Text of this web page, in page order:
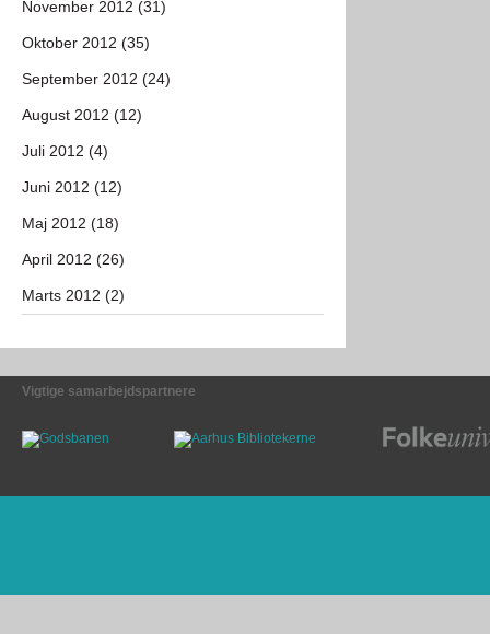
November 2012 (31)
Oktober 2012 (35)
September 2012 (24)
August 2012 (12)
Juli 2012 (4)
Juni 2012 (12)
Maj 2012 (18)
April 2012 (26)
Marts 2012 (2)
Vigtige samarbejdspartnere